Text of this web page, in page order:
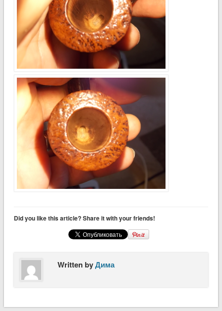
Did you like this article? Share it with your friends!
Written byДима